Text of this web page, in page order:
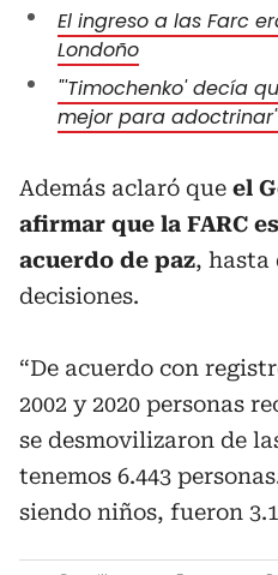
El ingreso a las Farc
Londoño
"'Timochenko' decía
mejor para
Además aclaró que el
afirmar que la FARC
acuerdo de paz, hasta
decisiones.
“De acuerdo con
2002 y 2020 personas
se desmovilizaron de
tenemos 6.443
siendo niños, fueron